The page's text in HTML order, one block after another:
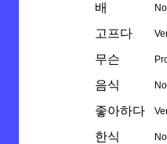
배
고프다
무슨
음식
좋아하다
한식